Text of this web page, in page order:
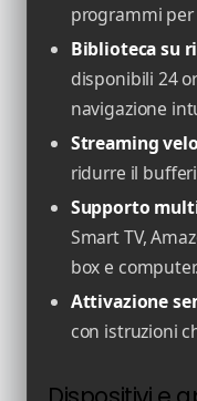
programmi
Biblioteca su
disponibili 24
navigazione
Streaming
ridurre il
Supporto
Smart TV,
box e
Attivazione
con istruzioni